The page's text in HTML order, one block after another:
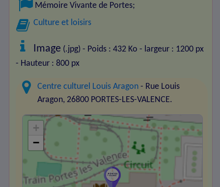
Mémoire Vivante de Portes;
Culture et loisirs
Image (.jpg) - Poids : 432 Ko - largeur : 1200 px
- Hauteur : 800 px
Centre culturel Louis Aragon - Rue Louis
Aragon, 26800 PORTES-LES-VALENCE.
+
−